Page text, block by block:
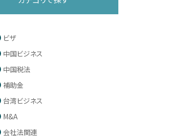
ビザ
中国ビジネス
中国税法
補助金
台湾ビジネス
M&A
会社法関連